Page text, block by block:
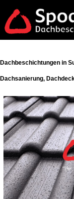
Dachbeschichtungen in
Dachsanierung,